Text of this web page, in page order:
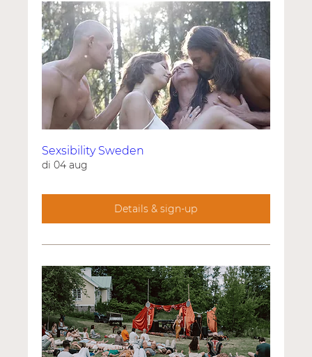
Sexsibility Sweden
di 04 aug
Details & sign-up